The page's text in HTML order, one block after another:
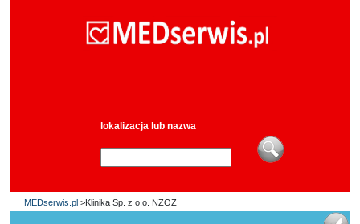
lokalizacja lub nazwa
MEDserwis.pl >Klinika Sp. z o.o. NZOZ